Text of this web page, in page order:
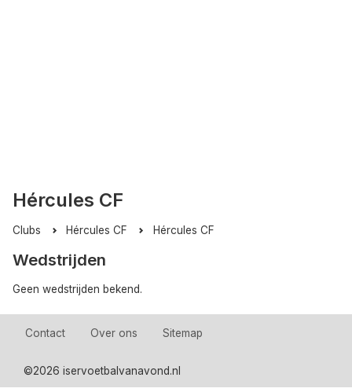
Hércules CF
Clubs Hércules CF Hércules CF
Wedstrijden
Geen wedstrijden bekend.
Contact Over ons Sitemap
©2026 iservoetbalvanavond.nl